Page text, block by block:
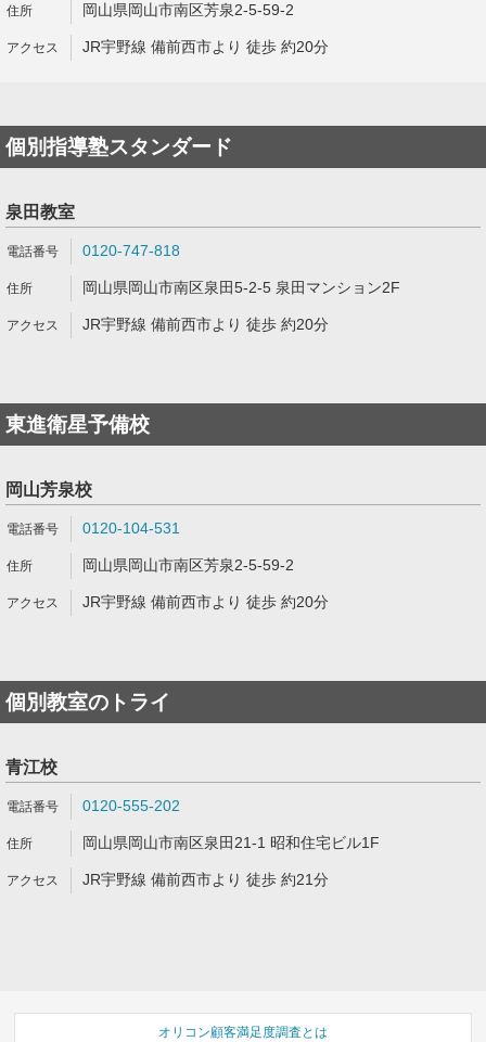
岡山県岡山市南区芳泉2-5-59-2
JR宇野線 備前西市より 徒歩 約20分
個別指導塾スタンダード
泉田教室
0120-747-818
岡山県岡山市南区泉田5-2-5 泉田マンション2F
JR宇野線 備前西市より 徒歩 約20分
東進衛星予備校
岡山芳泉校
0120-104-531
岡山県岡山市南区芳泉2-5-59-2
JR宇野線 備前西市より 徒歩 約20分
個別教室のトライ
青江校
0120-555-202
岡山県岡山市南区泉田21-1 昭和住宅ビル1F
JR宇野線 備前西市より 徒歩 約21分
オリコン顧客満足度調査とは